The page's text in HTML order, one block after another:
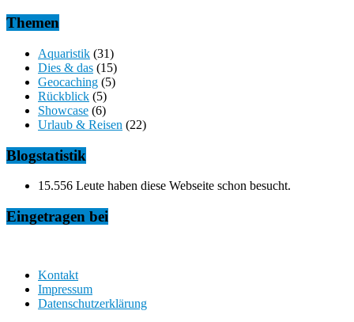
Themen
Aquaristik (31)
Dies & das (15)
Geocaching (5)
Rückblick (5)
Showcase (6)
Urlaub & Reisen (22)
Blogstatistik
15.556 Leute haben diese Webseite schon besucht.
Eingetragen bei
Kontakt
Impressum
Datenschutzerklärung